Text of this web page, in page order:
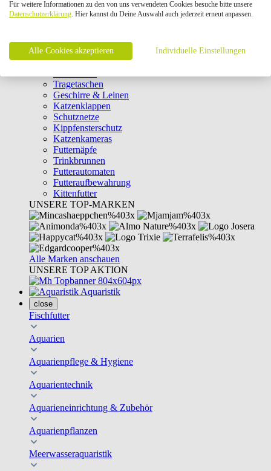
Intelligenzspielzeug
Laserpointer & Elektrospielzeug
Clicker & Target Sticks für Katzen
Weiteres Katzenspielzeug
Transportboxen
Tragetaschen
Geschirre & Leinen
Katzenklappen
Schutznetze
Kippfensterschutz
Katzenkameras
Futternäpfe
Trinkbrunnen
Futterautomaten
Futteraufbewahrung
Kittenfutter
UNSERE TOP-MARKEN
Alle Marken anschauen
UNSERE TOP AKTION
Aquaristik
close
Fischfutter
Aquarien
Aquarienpflege & Hygiene
Aquarientechnik
Aquarieneinrichtung & Zubehör
Aquarienpflanzen
Meerwasseraquaristik
Für weitere Informationen zu den von uns verwendeten Cookies besuche bitte unsere
Datenschutzerklärung. Hier kannst du Deine Auswahl auch jederzeit erneut anpassen.
Alle Cookies akzeptieren Individuelle Einstellungen